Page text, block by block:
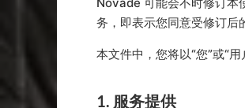
务，即表示您同意受修订后
本文件中，您将以“您”或“用
1. 服务提供